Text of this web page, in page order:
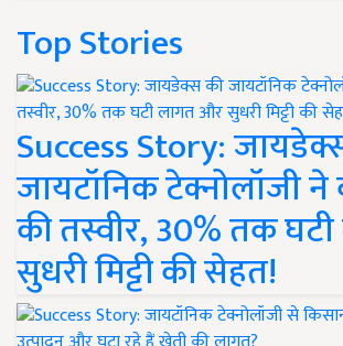
Top Stories
Success Story:
जायटॉनिक टेक्नोलॉजी
की तस्वीर, 30% तक
सुधरी मिट्टी की सेहत!